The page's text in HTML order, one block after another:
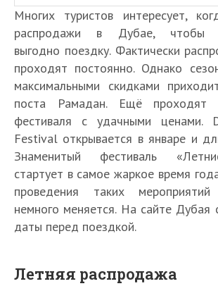
Многих туристов интересует,
распродажи в Дубае, чтобы
выгодно поездку. Фактически
проходят постоянно. Однако
максимальными скидками
поста Рамадан. Ещё проходят
фестиваля с удачными ценами.
Festival открывается в январе и
Знаменитый фестиваль
стартует в самое жаркое время
проведения таких
немного меняется. На сайте Дубая
даты перед поездкой.
Летняя распродажа